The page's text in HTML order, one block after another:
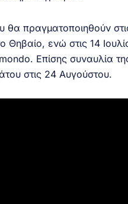
πραγματοποιηθούν
Θηβαίο, ενώ στις 14
Επίσης συναυλία
στις 24 Αυγούστου.